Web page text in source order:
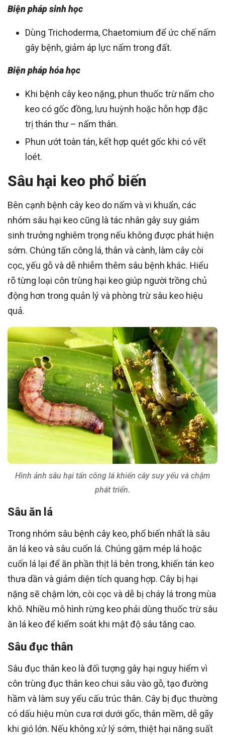
Biện pháp sinh học
Dùng Trichoderma, Chaetomium để ức chế nấm
gây bệnh, giảm áp lực nấm trong đất.
Biện pháp hóa học
Khi bệnh cây keo nặng, phun thuốc trừ nấm cho
keo có gốc đồng, lưu huỳnh hoặc hỗn hợp đặc
trị thán thư – nấm thân.
Phun ướt toàn tán, kết hợp quét gốc khi có vết
loét.
Sâu hại keo phổ biến
Bên cạnh bệnh cây keo do nấm và vi khuẩn, các
nhóm sâu hại keo cũng là tác nhân gây suy giảm
sinh trưởng nghiêm trọng nếu không được phát hiện
sớm. Chúng tấn công lá, thân và cành, làm cây còi
cọc, yếu gỗ và dễ nhiễm thêm sâu bệnh khác. Hiểu
rõ từng loại côn trùng hại keo giúp người trồng chủ
động hơn trong quản lý và phòng trừ sâu keo hiệu
quả.
Hình ảnh sâu hại tấn công lá khiến cây suy yếu và chậm
phát triển.
Sâu ăn lá
Trong nhóm sâu bệnh cây keo, phổ biến nhất là sâu
ăn lá keo và sâu cuốn lá. Chúng gặm mép lá hoặc
cuốn lá lại để ăn phần thịt lá bên trong, khiến tán keo
thưa dần và giảm diện tích quang hợp. Cây bị hại
nặng sẽ chậm lớn, còi cọc và dễ bị cháy lá trong mùa
khô. Nhiều mô hình rừng keo phải dùng thuốc trừ sâu
ăn lá keo để kiểm soát khi mật độ sâu tăng cao.
Sâu đục thân
Sâu đục thân keo là đối tượng gây hại nguy hiểm vì
côn trùng đục thân keo chui sâu vào gỗ, tạo đường
hầm và làm suy yếu cấu trúc thân. Cây bị đục thường
có dấu hiệu mùn cưa rơi dưới gốc, thân mềm, dễ gãy
khi gió lớn. Nếu không xử lý sớm, thiệt hại năng suất